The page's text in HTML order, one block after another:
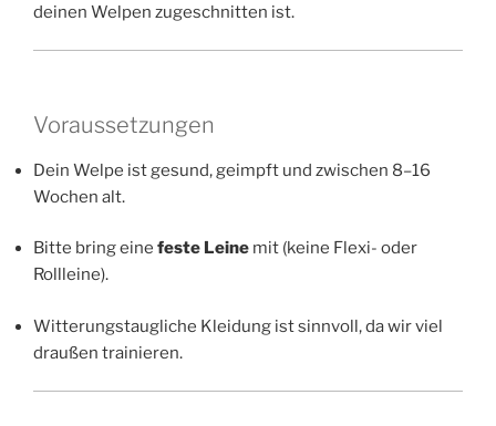
deinen Welpen zugeschnitten ist.
Voraussetzungen
Dein Welpe ist gesund, geimpft und zwischen 8–16
Wochen alt.
Bitte bring eine feste Leine mit (keine Flexi- oder
Rollleine).
Witterungstaugliche Kleidung ist sinnvoll, da wir viel
draußen trainieren.